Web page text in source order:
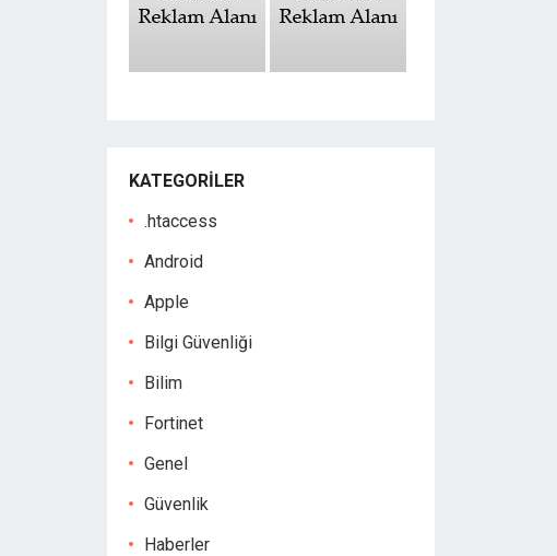
KATEGORILER
.htaccess
Android
Apple
Bilgi Güvenliği
Bilim
Fortinet
Genel
Güvenlik
Haberler